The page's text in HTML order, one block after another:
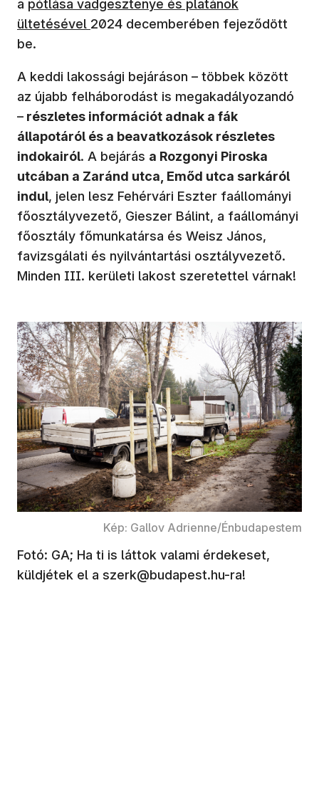
a pótlása vadgesztenye és platánok
ültetésével 2024 decemberében fejeződött
be.
A keddi lakossági bejáráson – többek között
az újabb felháborodást is megakadályozandó
– részletes információt adnak a fák
állapotáról és a beavatkozások részletes
indokairól. A bejárás a Rozgonyi Piroska
utcában a Zaránd utca, Emőd utca sarkáról
indul, jelen lesz Fehérvári Eszter faállományi
főosztályvezető, Gieszer Bálint, a faállományi
főosztály főmunkatársa és Weisz János,
favizsgálati és nyilvántartási osztályvezető.
Minden III. kerületi lakost szeretettel várnak!
Kép: Gallov Adrienne/Énbudapestem
Fotó: GA; Ha ti is láttok valami érdekeset,
küldjétek el a szerk@budapest.hu-ra!